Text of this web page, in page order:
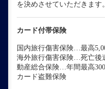
を決めさせていただきます
カード付帯保険
国内旅行傷害保険…最高
海外旅行傷害保険…死亡後
動産総合保険…年間最高
カード盗難保険